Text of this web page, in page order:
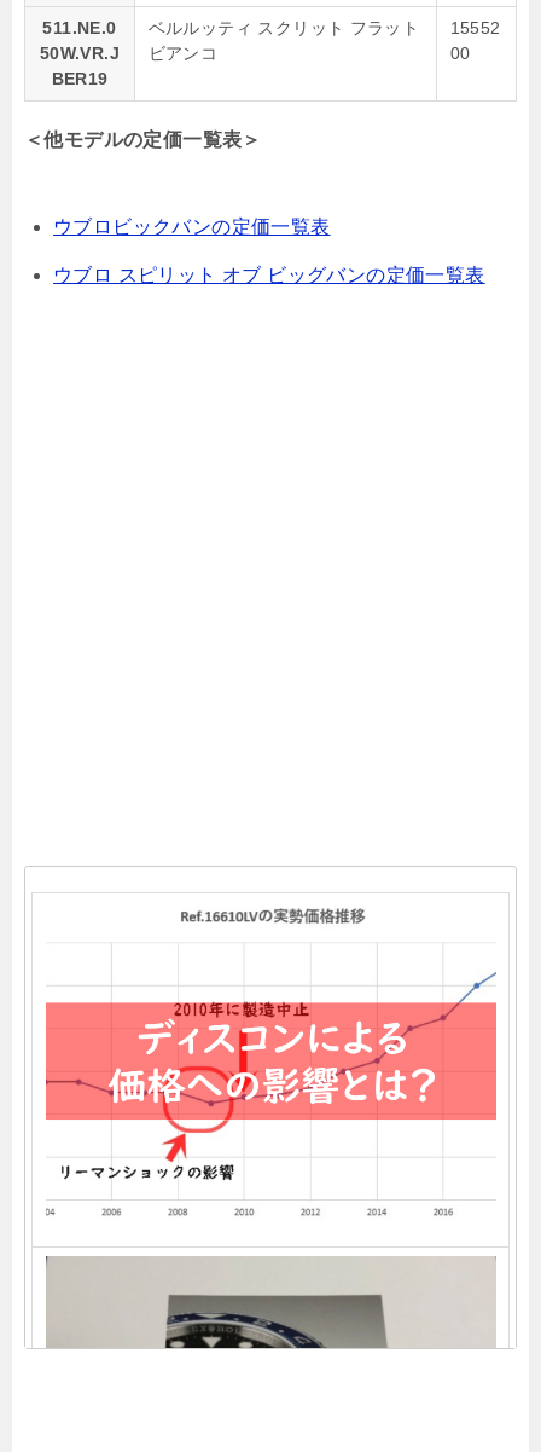
511.NE.0
50W.VR.J
BER19
ベルルッティ スクリット フラット
ビアンコ
15552
00
＜他モデルの定価一覧表＞
ウブロビックバンの定価一覧表
ウブロ スピリット オブ ビッグバンの定価一覧表